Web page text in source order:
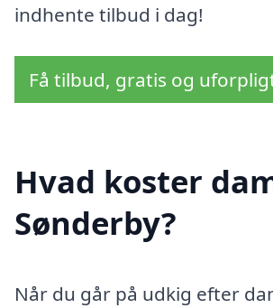
indhente tilbud i dag!
Få tilbud, gratis og
Hvad koster
Sønderby?
Når du går på udkig efter